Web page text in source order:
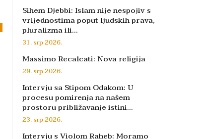
Sihem Djebbi: Islam nije nespojiv s
vrijednostima poput ljudskih prava,
pluralizma ili…
31. srp 2026.
Massimo Recalcati: Nova religija
29. srp 2026.
Intervju sa Stipom Odakom: U
procesu pomirenja na našem
prostoru približavanje istini…
23. srp 2026.
Intervju s Violom Raheb: Moramo